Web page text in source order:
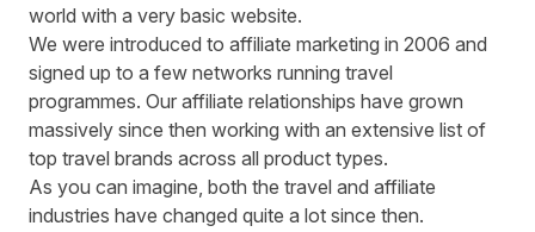
world with a very basic website.
We were introduced to affiliate marketing in 2006 and
signed up to a few networks running travel
programmes. Our affiliate relationships have grown
massively since then working with an extensive list of
top travel brands across all product types.
As you can imagine, both the travel and affiliate
industries have changed quite a lot since then.